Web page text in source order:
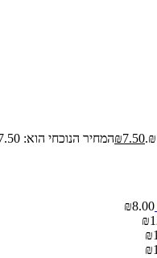
₪7.50 המחיר הנוכחי הוא: ₪7.50.
₪8.00
₪
₪
₪